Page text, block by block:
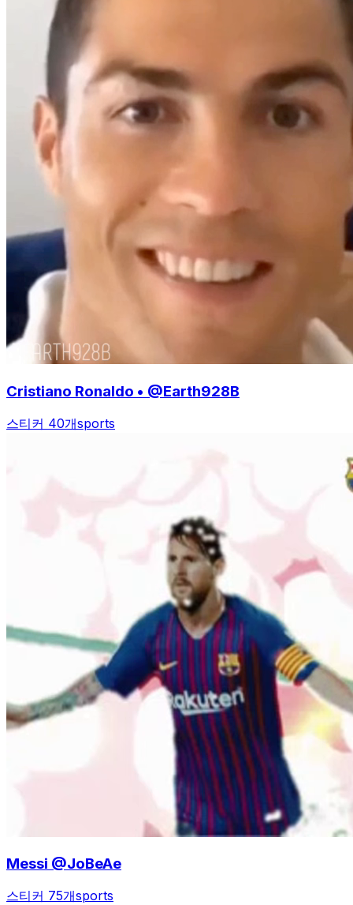
Cristiano Ronaldo • @Earth928B
스티커 40개sports
Messi @JoBeAe
스티커 75개sports